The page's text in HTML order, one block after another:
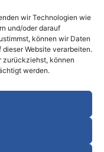
wir Technologien wie
und/oder darauf
können wir Daten
Website verarbeiten.
zurückziehst, können
werden.
& Beschaffung